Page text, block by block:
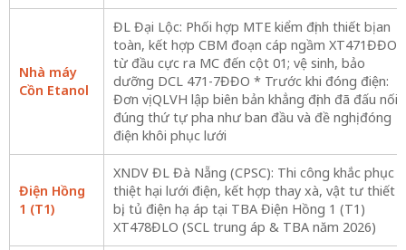
Nhà máy
Cồn Etanol
ĐL Đại Lộc: Phối hợp MTE kiểm định thiết bị an
toàn, kết hợp CBM đoạn cáp ngầm XT471ĐĐO
từ đầu cực ra MC đến cột 01; vệ sinh, bảo
dưỡng DCL 471-7ĐĐO * Trước khi đóng điện:
Đơn vị QLVH lập biên bản khẳng định đã đấu nối
đúng thứ tự pha như ban đầu và đề nghị đóng
điện khôi phục lưới
Điện Hồng
1 (T1)
XNDV ĐL Đà Nẵng (CPSC): Thi công khắc phục
thiệt hại lưới điện, kết hợp thay xà, vật tư thiết
bị, tủ điện hạ áp tại TBA Điện Hồng 1 (T1)
XT478ĐLO (SCL trung áp & TBA năm 2026)